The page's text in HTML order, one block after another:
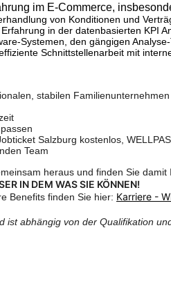
im E-Commerce,
von Konditionen und
in der datenbasierten KPI
Systemen, den gängigen
Schnittstellenarbeit mit
stabilen Familienunternehmen
Salzburg kostenlos,
Team
heraus und finden Sie
IN DEM WAS SIE KÖNNEN!
Benefits finden Sie hier: Karriere -
abhängig von der Qualifikation